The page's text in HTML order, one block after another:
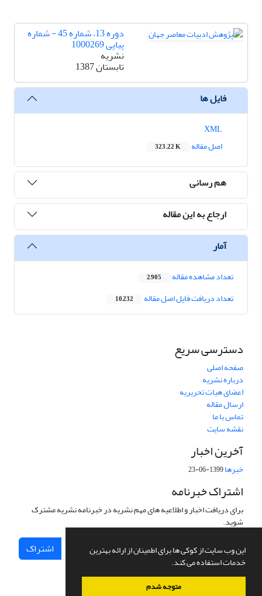
این وب سایت از کوکی ها برای اطمینان از ارائه بهترین
خدمات استفاده می کند.
متوجه شدم
دوره 13، شماره 45 - شماره
پیاپی 1000269
نشریه
تابستان 1387
فایل ها
اصل مقاله
323.22 K
هم رسانی
ارجاع به این مقاله
آمار
تعداد مشاهده مقاله 2,905
تعداد دریافت فایل اصل مقاله 10,232
دسترسی سریع
صفحه اصلی
درباره نشریه
اعضای هیات تحریریه
ارسال مقاله
تماس با ما
نقشه سایت
آخرین اخبار
خبرها1399-06-23
اشتراک خبرنامه
برای دریافت اخبار و اطلاعیه های مهم نشریه در خبرنامه نشریه مشترک
شوید.
اشتراک